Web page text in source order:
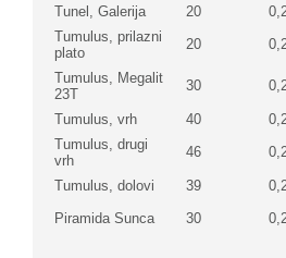
Tunel, Galerija
20
Tumulus, prilazni
plato
20
Tumulus, Megalit
23T
30
Tumulus, vrh 40
Tumulus, drugi
vrh
46
Tumulus, dolovi 39
Piramida Sunca
30